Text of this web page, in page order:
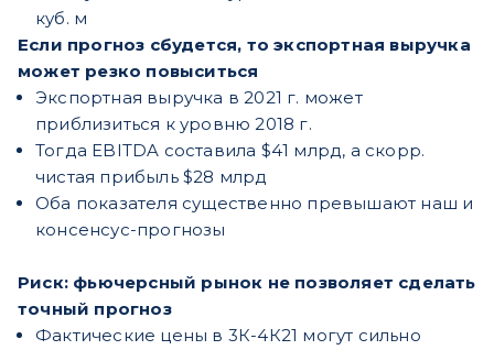
куб. м
Если прогноз сбудется, то экспортная выручка
может резко повыситься
Экспортная выручка в 2021 г. может
приблизиться к уровню 2018 г.
Тогда EBITDA составила $41 млрд, а скорр.
чистая прибыль $28 млрд
Оба показателя существенно превышают наш и
консенсус-прогнозы
Риск: фьючерсный рынок не позволяет сделать
точный прогноз
Фактические цены в 3К-4К21 могут сильно